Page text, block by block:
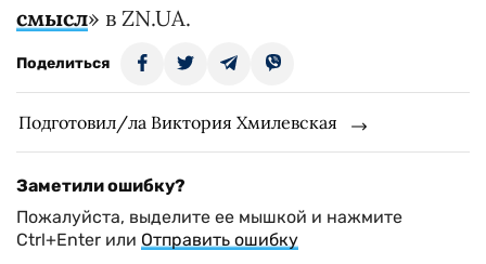
смысл» в ZN.UA.
Поделиться
Подготовил/ла Виктория Хмилевская
Заметили ошибку?
Пожалуйста, выделите ее мышкой и нажмите
Ctrl+Enter или Отправить ошибку